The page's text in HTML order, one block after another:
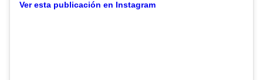
Ver esta publicación en Instagram